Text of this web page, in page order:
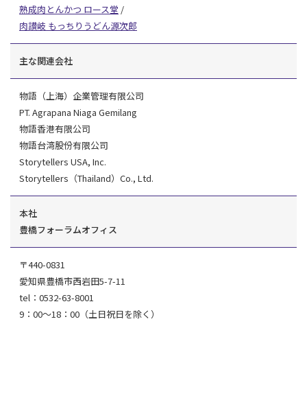
熟成肉とんかつ ロース堂 /
肉讃岐 もっちりうどん源次郎
主な関連会社
物語（上海）企業管理有限公司
PT. Agrapana Niaga Gemilang
物語香港有限公司
物語台湾股份有限公司
Storytellers USA, Inc.
Storytellers（Thailand）Co., Ltd.
本社
豊橋フォーラムオフィス
〒440-0831
愛知県豊橋市西岩田5-7-11
tel：0532-63-8001
9：00～18：00（土日祝日を除く）